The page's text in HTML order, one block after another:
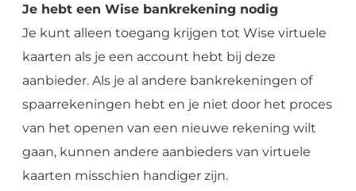
Je hebt een Wise bankrekening nodig
Je kunt alleen toegang krijgen tot Wise virtuele
kaarten als je een account hebt bij deze
aanbieder. Als je al andere bankrekeningen of
spaarrekeningen hebt en je niet door het proces
van het openen van een nieuwe rekening wilt
gaan, kunnen andere aanbieders van virtuele
kaarten misschien handiger zijn.